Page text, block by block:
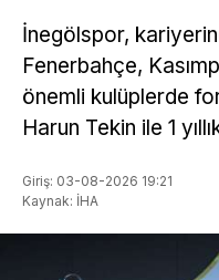
İnegölspor,
Fenerbahçe,
önemli kulüplerde
Harun Tekin ile 1
Giriş: 03-08-2026 19:21
Kaynak: İHA